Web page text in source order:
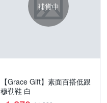
補貨中
【Grace Gift】素面百搭低跟
穆勒鞋 白